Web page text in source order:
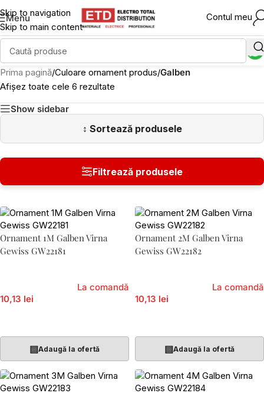
Skip to navigation
Skip to main content
Menu Contul meu
Prima pagină/Culoare ornament produs/Galben
Afișez toate cele 6 rezultate
Show sidebar
Ornament 1M Galben Virna
Gewiss GW22181
10,13 lei
La comandă
▤Adaugă la ofertă
Ornament 2M Galben Virna
Gewiss GW22182
10,13 lei
La comandă
▤Adaugă la ofertă